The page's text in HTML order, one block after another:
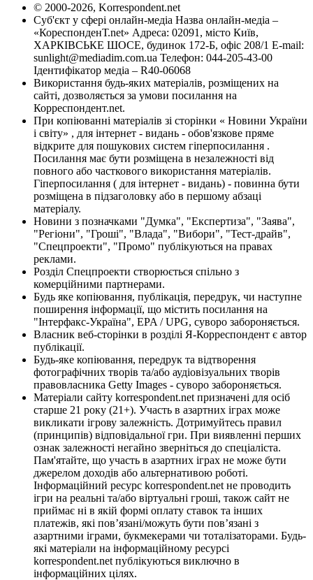
© 2000-2026, Korrespondent.net
Суб'єкт у сфері онлайн-медіа Назва онлайн-медіа –
«КореспонденТ.net» Адреса: 02091, місто Київ,
ХАРКІВСЬКЕ ШОСЕ, будинок 172-Б, офіс 208/1 E-mail:
sunlight@mediadim.com.ua Телефон: 044-205-43-00
Ідентифікатор медіа – R40-06068
Використання будь-яких матеріалів, розміщених на
сайті, дозволяється за умови посилання на
Корреспондент.net.
При копіюванні матеріалів зі сторінки « Новини України
і світу» , для інтернет - видань - обов'язкове пряме
відкрите для пошукових систем гіперпосилання .
Посилання має бути розміщена в незалежності від
повного або часткового використання матеріалів.
Гіперпосилання ( для інтернет - видань) - повинна бути
розміщена в підзаголовку або в першому абзаці
матеріалу.
Новини з позначками "Думка", "Експертиза", "Заява",
"Регіони", "Гроші", "Влада", "Вибори", "Тест-драйв",
"Спецпроекти", "Промо" публікуються на правах
реклами.
Розділ Спецпроекти створюється спільно з
комерційними партнерами.
Будь яке копіювання, публікація, передрук, чи наступне
поширення інформації, що містить посилання на
"Інтерфакс-Україна", EPA / UPG, суворо забороняється.
Власник веб-сторінки в розділі Я-Корреспондент є автор
публікації.
Будь-яке копіювання, передрук та відтворення
фотографічних творів та/або аудіовізуальних творів
правовласника Getty Images - суворо забороняється.
Матеріали сайту korrespondent.net призначені для осіб
старше 21 року (21+). Участь в азартних іграх може
викликати ігрову залежність. Дотримуйтесь правил
(принципів) відповідальної гри. При виявленні перших
ознак залежності негайно зверніться до спеціаліста.
Пам'ятайте, що участь в азартних іграх не може бути
джерелом доходів або альтернативою роботі.
Інформаційний ресурс korrespondent.net не проводить
ігри на реальні та/або віртуальні гроші, також сайт не
приймає ні в якій формі оплату ставок та інших
платежів, які пов’язані/можуть бути пов’язані з
азартними іграми, букмекерами чи тоталізаторами. Будь-
які матеріали на інформаційному ресурсі
korrespondent.net публікуються виключно в
інформаційних цілях.